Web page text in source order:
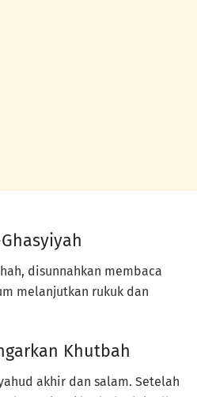
disunnahkan membaca
melanjutkan rukuk dan
Khutbah
akhir dan salam. Setelah